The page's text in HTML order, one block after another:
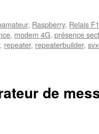
, Raspberry, Relais
, modem 4G, présence
, repeater, repeaterbuilder,
de